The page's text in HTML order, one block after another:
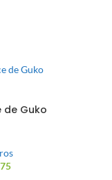
de Guko